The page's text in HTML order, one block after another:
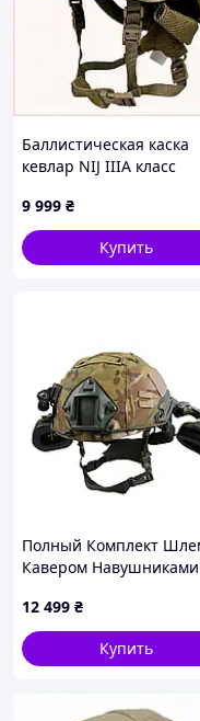
Баллистическая каска
кевлар NIJ IIIA класс
9 999 ₴
Купить
Полный Комплект
Кавером Навушниками
каска
12 499 ₴
Купить